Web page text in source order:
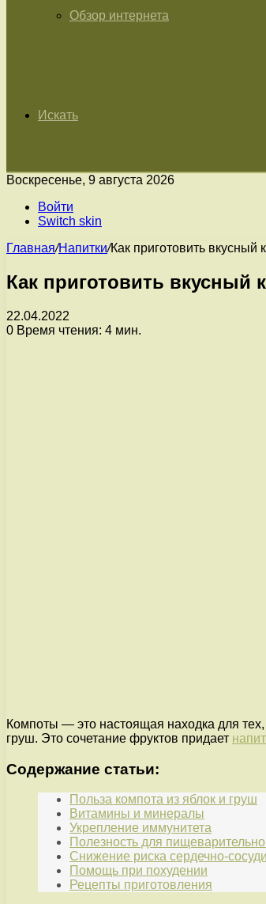
Обзор интернета
Искать
Воскресенье, 9 августа 2026
Войти
Switch skin
Главная/Напитки/Как приготовить вкусный
Как приготовить вкусный
22.04.2022
0 Время чтения: 4 мин.
Компоты — это настоящая находка для тех,
груш. Это сочетание фруктов придает
Содержание статьи:
Польза компота из яблок и груш
Витамины и минералы
Укрепление иммунитета
Полезность для
Снижение риска сердечно-
Помощь при похудении
Рецепты приготовления